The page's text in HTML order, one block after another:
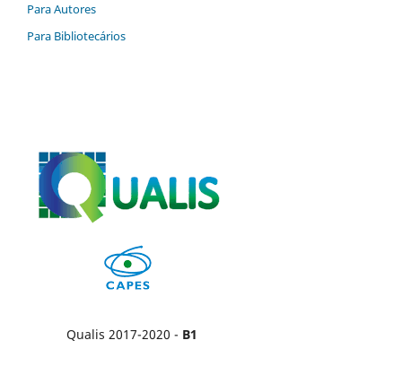
Para Autores
Para Bibliotecários
Qualis 2017-2020 - B1